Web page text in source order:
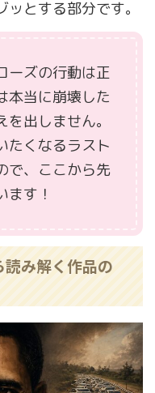
とする部分です。
ーズの行動は正
本当に崩壊した
出しません。
たくなるラスト
で、ここから先
す！
み解く作品の